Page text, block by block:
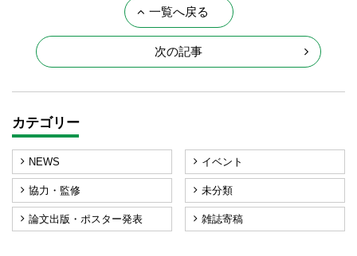
一覧へ戻る
次の記事
カテゴリー
NEWS イベント
協力・監修 未分類
論文出版・ポスター発表 雑誌寄稿